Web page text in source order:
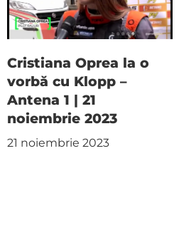
Cristiana Oprea la o
vorbă cu Klopp –
Antena 1 | 21
noiembrie 2023
21 noiembrie 2023